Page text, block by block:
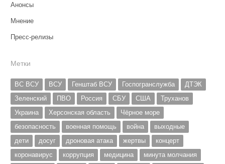
Анонсы
Мнение
Пресс-релизы
Метки
ВС ВСУ ВСУ Генштаб ВСУ Госпогранслужба
ДТЭК
Зеленский
ПВО Россия СБУ США
Труханов
Украина
Херсонская область
Чёрное море
безопасность
военная помощь война
выходные
дети
досуг дроновая атака жертвы
концерт
коронавирус
коррупция медицина
минута молчания